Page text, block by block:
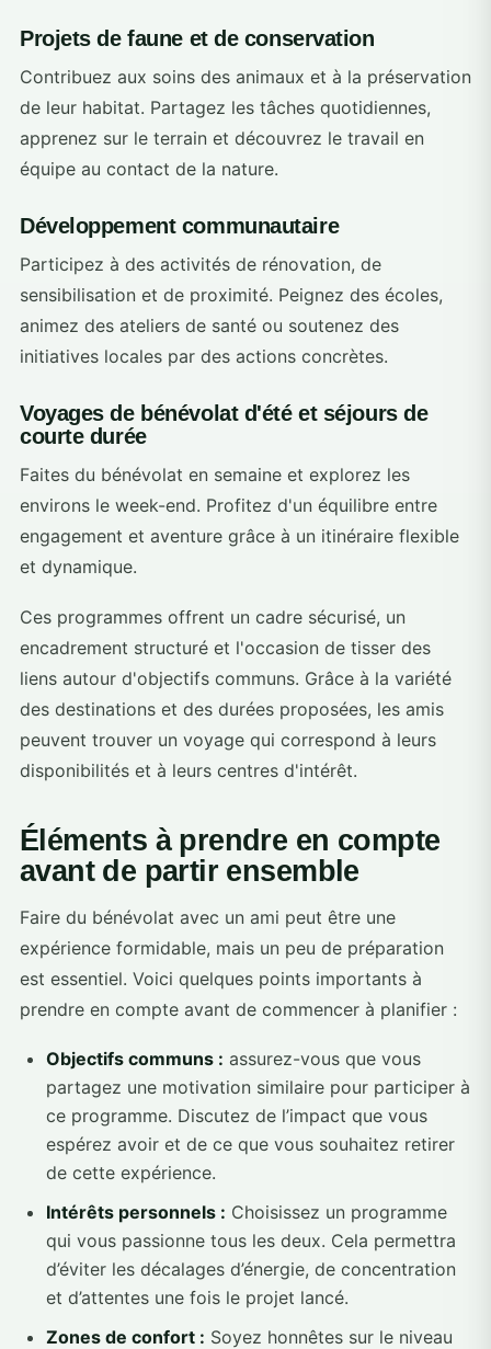
Projets de faune et de conservation
Contribuez aux soins des animaux et à la préservation
de leur habitat. Partagez les tâches quotidiennes,
apprenez sur le terrain et découvrez le travail en
équipe au contact de la nature.
Développement communautaire
Participez à des activités de rénovation, de
sensibilisation et de proximité. Peignez des écoles,
animez des ateliers de santé ou soutenez des
initiatives locales par des actions concrètes.
Voyages de bénévolat d'été et séjours de
courte durée
Faites du bénévolat en semaine et explorez les
environs le week-end. Profitez d'un équilibre entre
engagement et aventure grâce à un itinéraire flexible
et dynamique.
Ces programmes offrent un cadre sécurisé, un
encadrement structuré et l'occasion de tisser des
liens autour d'objectifs communs. Grâce à la variété
des destinations et des durées proposées, les amis
peuvent trouver un voyage qui correspond à leurs
disponibilités et à leurs centres d'intérêt.
Éléments à prendre en compte
avant de partir ensemble
Faire du bénévolat avec un ami peut être une
expérience formidable, mais un peu de préparation
est essentiel. Voici quelques points importants à
prendre en compte avant de commencer à planifier :
Objectifs communs : assurez-vous que vous
partagez une motivation similaire pour participer à
ce programme. Discutez de l’impact que vous
espérez avoir et de ce que vous souhaitez retirer
de cette expérience.
Intérêts personnels : Choisissez un programme
qui vous passionne tous les deux. Cela permettra
d’éviter les décalages d’énergie, de concentration
et d’attentes une fois le projet lancé.
Zones de confort : Soyez honnêtes sur le niveau